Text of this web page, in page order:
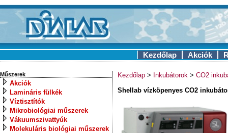
Kezdőlap Akciók
Műszerek
Akciók
Lamináris fülkék
Víztisztítók
Mikrobiológiai műszerek
Vákuumszivattyúk
Molekuláris biológiai műszerek
Kezdőlap > Inkubátorok > CO2
Shellab vízköpenyes CO2